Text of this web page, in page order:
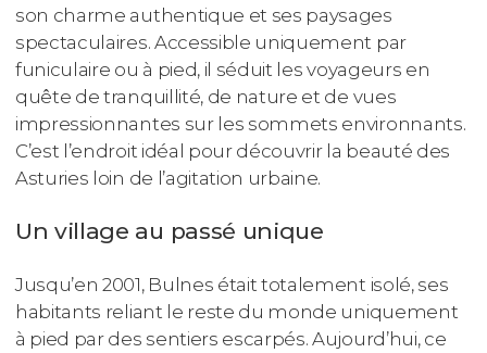
son charme authentique et ses paysages
spectaculaires. Accessible uniquement par
funiculaire ou à pied, il séduit les voyageurs en
quête de tranquillité, de nature et de vues
impressionnantes sur les sommets environnants.
C’est l’endroit idéal pour découvrir la beauté des
Asturies loin de l’agitation urbaine.
Un village au passé unique
Jusqu’en 2001, Bulnes était totalement isolé, ses
habitants reliant le reste du monde uniquement
à pied par des sentiers escarpés. Aujourd’hui, ce